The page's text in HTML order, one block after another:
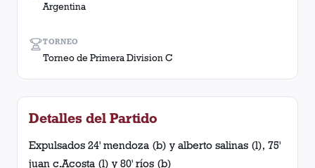
TORNEO
Torneo de Primera Division C
Argentina
Detalles del Partido
Expulsados 24' mendoza (b) y alberto salinas (l), 75'
juan c.Acosta (l) y 80' ríos (b)